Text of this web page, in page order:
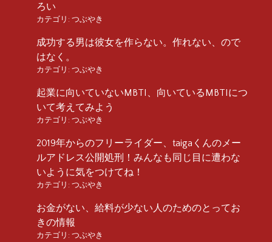
ろい
カテゴリ: つぶやき
成功する男は彼女を作らない。作れない、ので
はなく。
カテゴリ: つぶやき
起業に向いていないMBTI、向いているMBTIにつ
いて考えてみよう
カテゴリ: つぶやき
2019年からのフリーライダー、taigaくんのメー
ルアドレス公開処刑！みんなも同じ目に遭わな
いように気をつけてね！
カテゴリ: つぶやき
お金がない、給料が少ない人のためのとってお
きの情報
カテゴリ: つぶやき